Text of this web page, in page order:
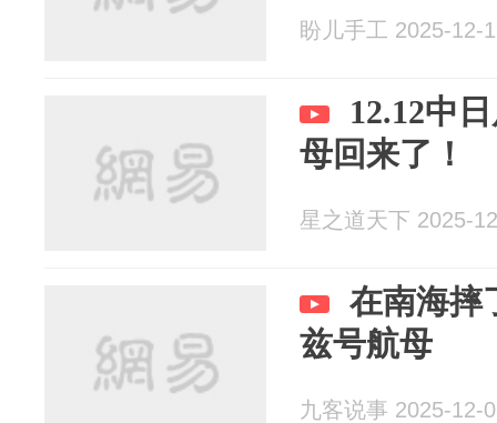
盼儿手工 2025-12-
12.12中
母回来了！
星之道天下 2025-
在南海摔
兹号航母
九客说事 2025-12-